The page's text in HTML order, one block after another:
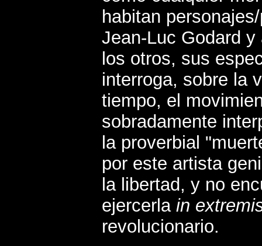
habitan
Jean-Luc Godard
los otros, sus
interroga, sobre la
tiempo, el
sobradamente
la proverbial
por este artista
la libertad, y no
ejercerla in
revolucionario.